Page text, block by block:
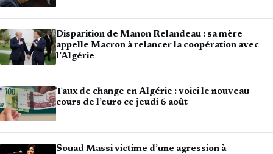
Disparition de Manon Relandeau : sa mère
appelle Macron à relancer la coopération avec
l’Algérie
Taux de change en Algérie : voici le nouveau
cours de l’euro ce jeudi 6 août
Souad Massi victime d’une agression à